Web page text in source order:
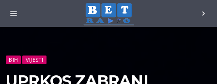
menu chevron_right
BIH VIJESTI